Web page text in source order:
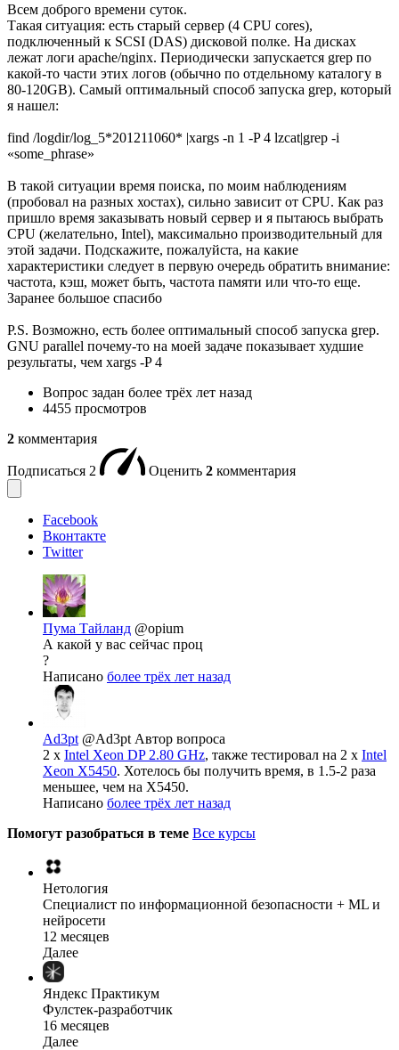
Всем доброго времени суток.
Такая ситуация: есть старый сервер (4 CPU cores),
подключенный к SCSI (DAS) дисковой полке. На дисках
лежат логи apache/nginx. Периодически запускается grep по
какой-то части этих логов (обычно по отдельному каталогу в
80-120GB). Самый оптимальный способ запуска grep, который
я нашел:
find /logdir/log_5*201211060* |xargs -n 1 -P 4 lzcat|grep -i
«some_phrase»
В такой ситуации время поиска, по моим наблюдениям
(пробовал на разных хостах), сильно зависит от CPU. Как раз
пришло время заказывать новый сервер и я пытаюсь выбрать
CPU (желательно, Intel), максимально производительный для
этой задачи. Подскажите, пожалуйста, на какие
характеристики следует в первую очередь обратить внимание:
частота, кэш, может быть, частота памяти или что-то еще.
Заранее большое спасибо
P.S. Возможно, есть более оптимальный способ запуска grep.
GNU parallel почему-то на моей задаче показывает худшие
результаты, чем xargs -P 4
Вопрос задан более трёх лет назад
4455 просмотров
2 комментария
Подписаться 2 Оценить 2 комментария
Facebook
Вконтакте
Twitter
Пума Тайланд @opium
А какой у вас сейчас проц
?
Написано более трёх лет назад
Ad3pt @Ad3pt Автор вопроса
2 x Intel Xeon DP 2.80 GHz, также тестировал на 2 x Intel
Xeon X5450. Хотелось бы получить время, в 1.5-2 раза
меньшее, чем на X5450.
Написано более трёх лет назад
Помогут разобраться в теме Все курсы
Нетология
Специалист по информационной безопасности + ML и
нейросети
12 месяцев
Далее
Яндекс Практикум
Фулстек-разработчик
16 месяцев
Далее